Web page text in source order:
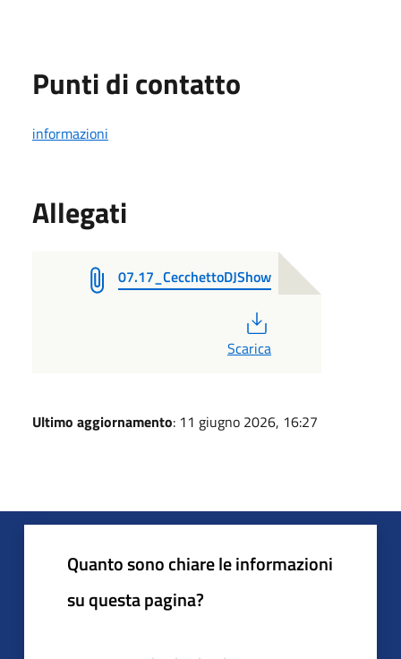
Punti di contatto
informazioni
Allegati
07.17_CecchettoDJShow
Scarica
Ultimo aggiornamento: 11 giugno 2026, 16:27
Quanto sono chiare le informazioni
su questa pagina?